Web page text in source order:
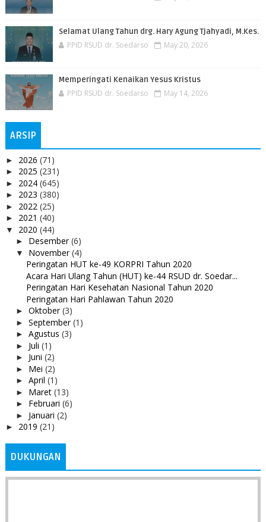
Selamat Ulang Tahun drg. Hary Agung Tjahyadi, M.Kes.
PPID RSUD dr. Soedarso May 20, 2026
Memperingati Kenaikan Yesus Kristus
PPID RSUD dr. Soedarso May 14, 2026
ARSIP
► 2026 (71)
► 2025 (231)
► 2024 (645)
► 2023 (380)
► 2022 (25)
► 2021 (40)
▼ 2020 (44)
► Desember(6)
▼ November(4)
Peringatan HUT ke-49 KORPRI Tahun 2020
Acara Hari Ulang Tahun (HUT) ke-44 RSUD dr. Soedar...
Peringatan Hari Kesehatan Nasional Tahun 2020
Peringatan Hari Pahlawan Tahun 2020
► Oktober(3)
► September(1)
► Agustus (3)
► Juli (1)
► Juni (2)
► Mei (2)
► April (1)
► Maret (13)
► Februari (6)
► Januari (2)
► 2019 (21)
DUKUNGAN